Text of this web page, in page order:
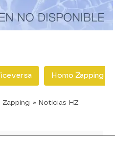
15:59
Homo Zapping
Zapping » Noticias HZ